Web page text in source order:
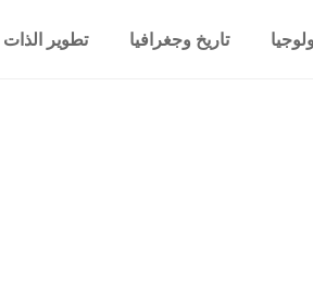
تاريخ وجغرافيا تطوير